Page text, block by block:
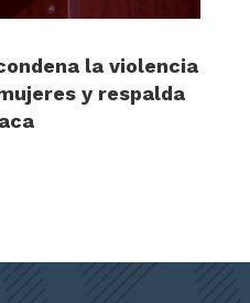
la violencia
y respalda